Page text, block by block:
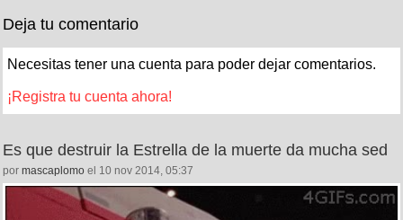
Deja tu comentario
Necesitas tener una cuenta para poder dejar comentarios.
¡Registra tu cuenta ahora!
Es que destruir la Estrella de la muerte da mucha sed
por mascaplomo el 10 nov 2014, 05:37